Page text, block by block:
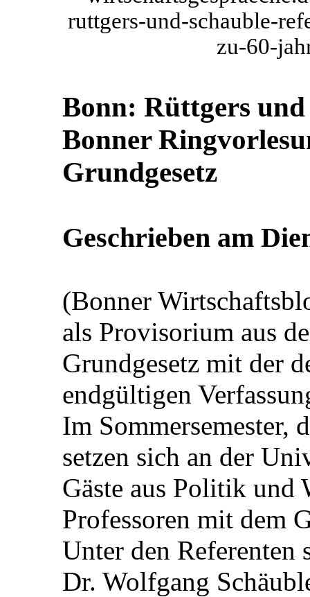
ruttgers-und-schauble-
zu-60-
Bonn: Rüttgers
Bonner
Grundgesetz
Geschrieben am
(Bonner
als Provisorium aus
Grundgesetz mit der
endgültigen
Im Sommersemester,
setzen sich an der
Gäste aus Politik und
Professoren mit dem
Unter den Referenten
Dr. Wolfgang